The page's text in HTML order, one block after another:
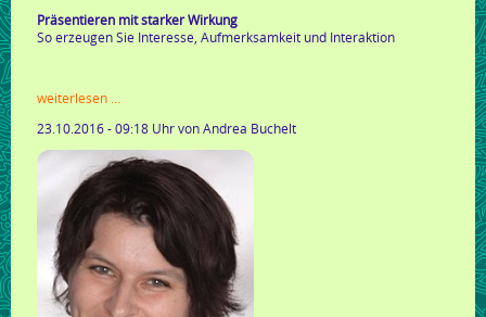
Präsentieren mit starker Wirkung
So erzeugen Sie Interesse, Aufmerksamkeit und Interaktion
weiterlesen …
storytelling:
seminar
am
9.11.2016
in
bremen
23.10.2016 - 09:18 Uhrvon Andrea Buchelt